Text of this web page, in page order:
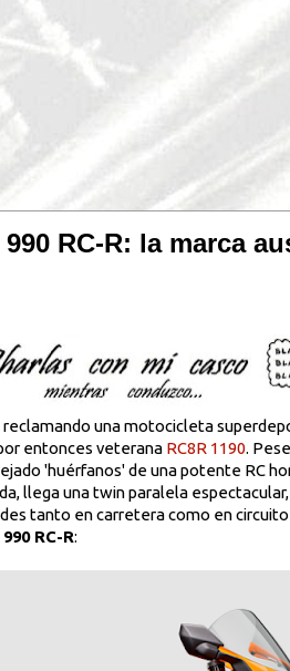
RC-R: la marca
una motocicleta
entonces veterana RC8R 1190.
'huérfanos' de una potente RC
llega una twin paralela
tanto en carretera como en
RC-R: